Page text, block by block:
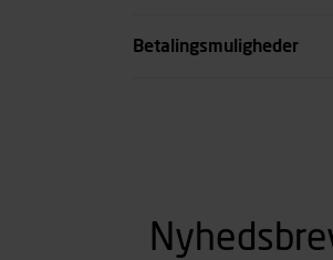
Betalingsmuligheder